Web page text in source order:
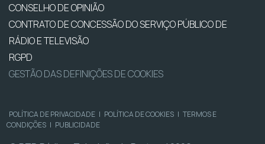
CONSELHO DE OPINIÃO
CONTRATO DE CONCESSÃO DO SERVIÇO PÚBLICO DE
RÁDIO E TELEVISÃO
RGPD
GESTÃO DAS DEFINIÇÕES DE COOKIES
POLÍTICA DE PRIVACIDADE | POLÍTICA DE COOKIES | TERMOS E
CONDIÇÕES | PUBLICIDADE